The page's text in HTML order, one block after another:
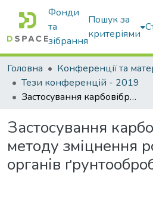
Фонди
та
зібрання
Пошук за
критеріями
Головна
Тези конференцій - 2019
Застосування карбовібродугового методу зміцнення робочих органів ґрунтообробних машин
Застосування
методу зміцнення
органів